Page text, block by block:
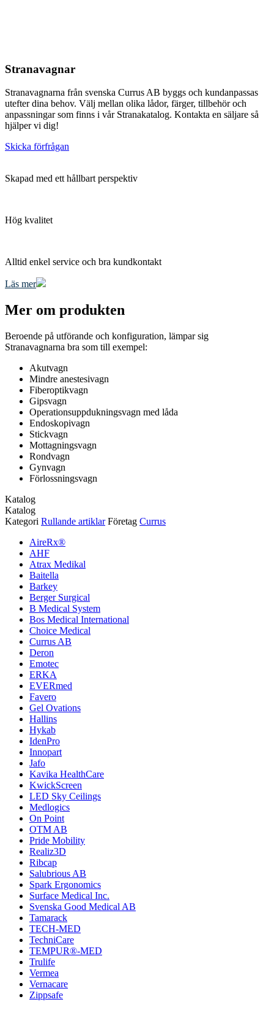
Stranavagnar
Stranavagnarna från svenska Currus AB byggs och kundanpassas
utefter dina behov. Välj mellan olika lådor, färger, tillbehör och
anpassningar som finns i vår Stranakatalog. Kontakta en säljare så
hjälper vi dig!
Skicka förfrågan
Skapad med ett hållbart perspektiv
Hög kvalitet
Alltid enkel service och bra kundkontakt
Läs mer
Mer om produkten
Beroende på utförande och konfiguration, lämpar sig
Stranavagnarna bra som till exempel:
Akutvagn
Mindre anestesivagn
Fiberoptikvagn
Gipsvagn
Operationsuppdukningsvagn med låda
Endoskopivagn
Stickvagn
Mottagningsvagn
Rondvagn
Gynvagn
Förlossningsvagn
Katalog
Katalog
Kategori Rullande artiklar Företag Currus
AireRx®
AHF
Atrax Medikal
Baitella
Barkey
Berger Surgical
B Medical System
Bos Medical International
Choice Medical
Currus AB
Deron
Emotec
ERKA
EVERmed
Favero
Gel Ovations
Hallins
Hykab
IdenPro
Innopart
Jafo
Kavika HealthCare
KwickScreen
LED Sky Ceilings
Medlogics
On Point
OTM AB
Pride Mobility
Realiz3D
Ribcap
Salubrious AB
Spark Ergonomics
Surface Medical Inc.
Svenska Good Medical AB
Tamarack
TECH-MED
TechniCare
TEMPUR®-MED
Trulife
Vermea
Vernacare
Zippsafe